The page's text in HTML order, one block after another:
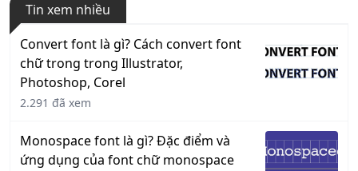
Tin xem nhiều
Convert font là gì? Cách convert font
chữ trong trong Illustrator,
Photoshop, Corel
2.291 đã xem
Monospace font là gì? Đặc điểm và
ứng dụng của font chữ monospace